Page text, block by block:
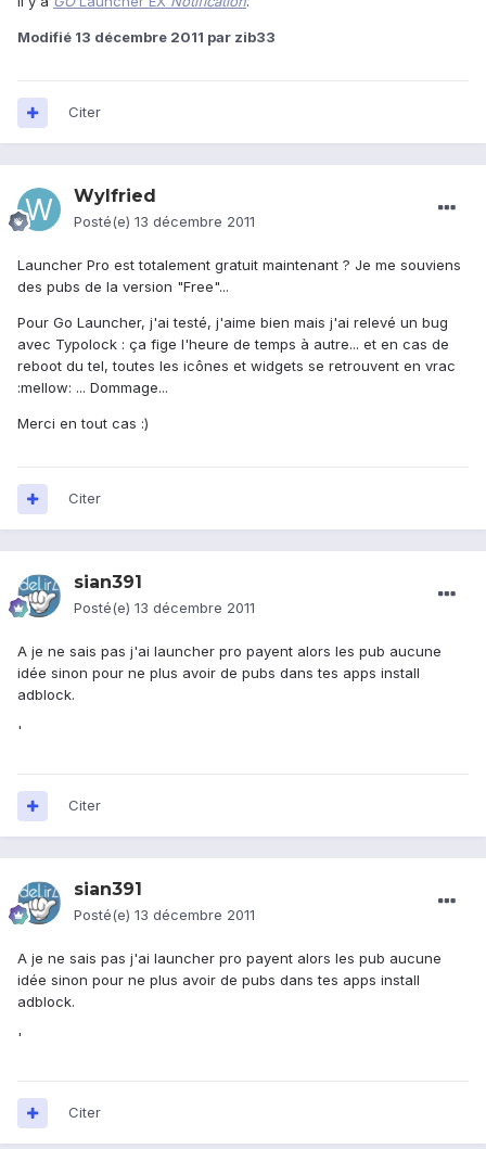
Modifié 13 décembre 2011 par zib33
Citer
Wylfried
Posté(e) 13 décembre 2011
Launcher Pro est totalement gratuit maintenant ? Je me souviens
des pubs de la version "Free"...
Pour Go Launcher, j'ai testé, j'aime bien mais j'ai relevé un bug
avec Typolock : ça fige l'heure de temps à autre... et en cas de
reboot du tel, toutes les icônes et widgets se retrouvent en vrac
:mellow: ... Dommage...
Merci en tout cas :)
Citer
sian391
Posté(e) 13 décembre 2011
A je ne sais pas j'ai launcher pro payent alors les pub aucune
idée sinon pour ne plus avoir de pubs dans tes apps install
adblock.
'
Citer
sian391
Posté(e) 13 décembre 2011
A je ne sais pas j'ai launcher pro payent alors les pub aucune
idée sinon pour ne plus avoir de pubs dans tes apps install
adblock.
'
Citer